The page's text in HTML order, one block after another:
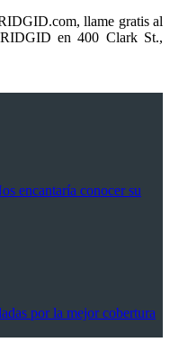
llame gratis al
en 400 Clark St.,
encantaría conocer su
por la mejor cobertura